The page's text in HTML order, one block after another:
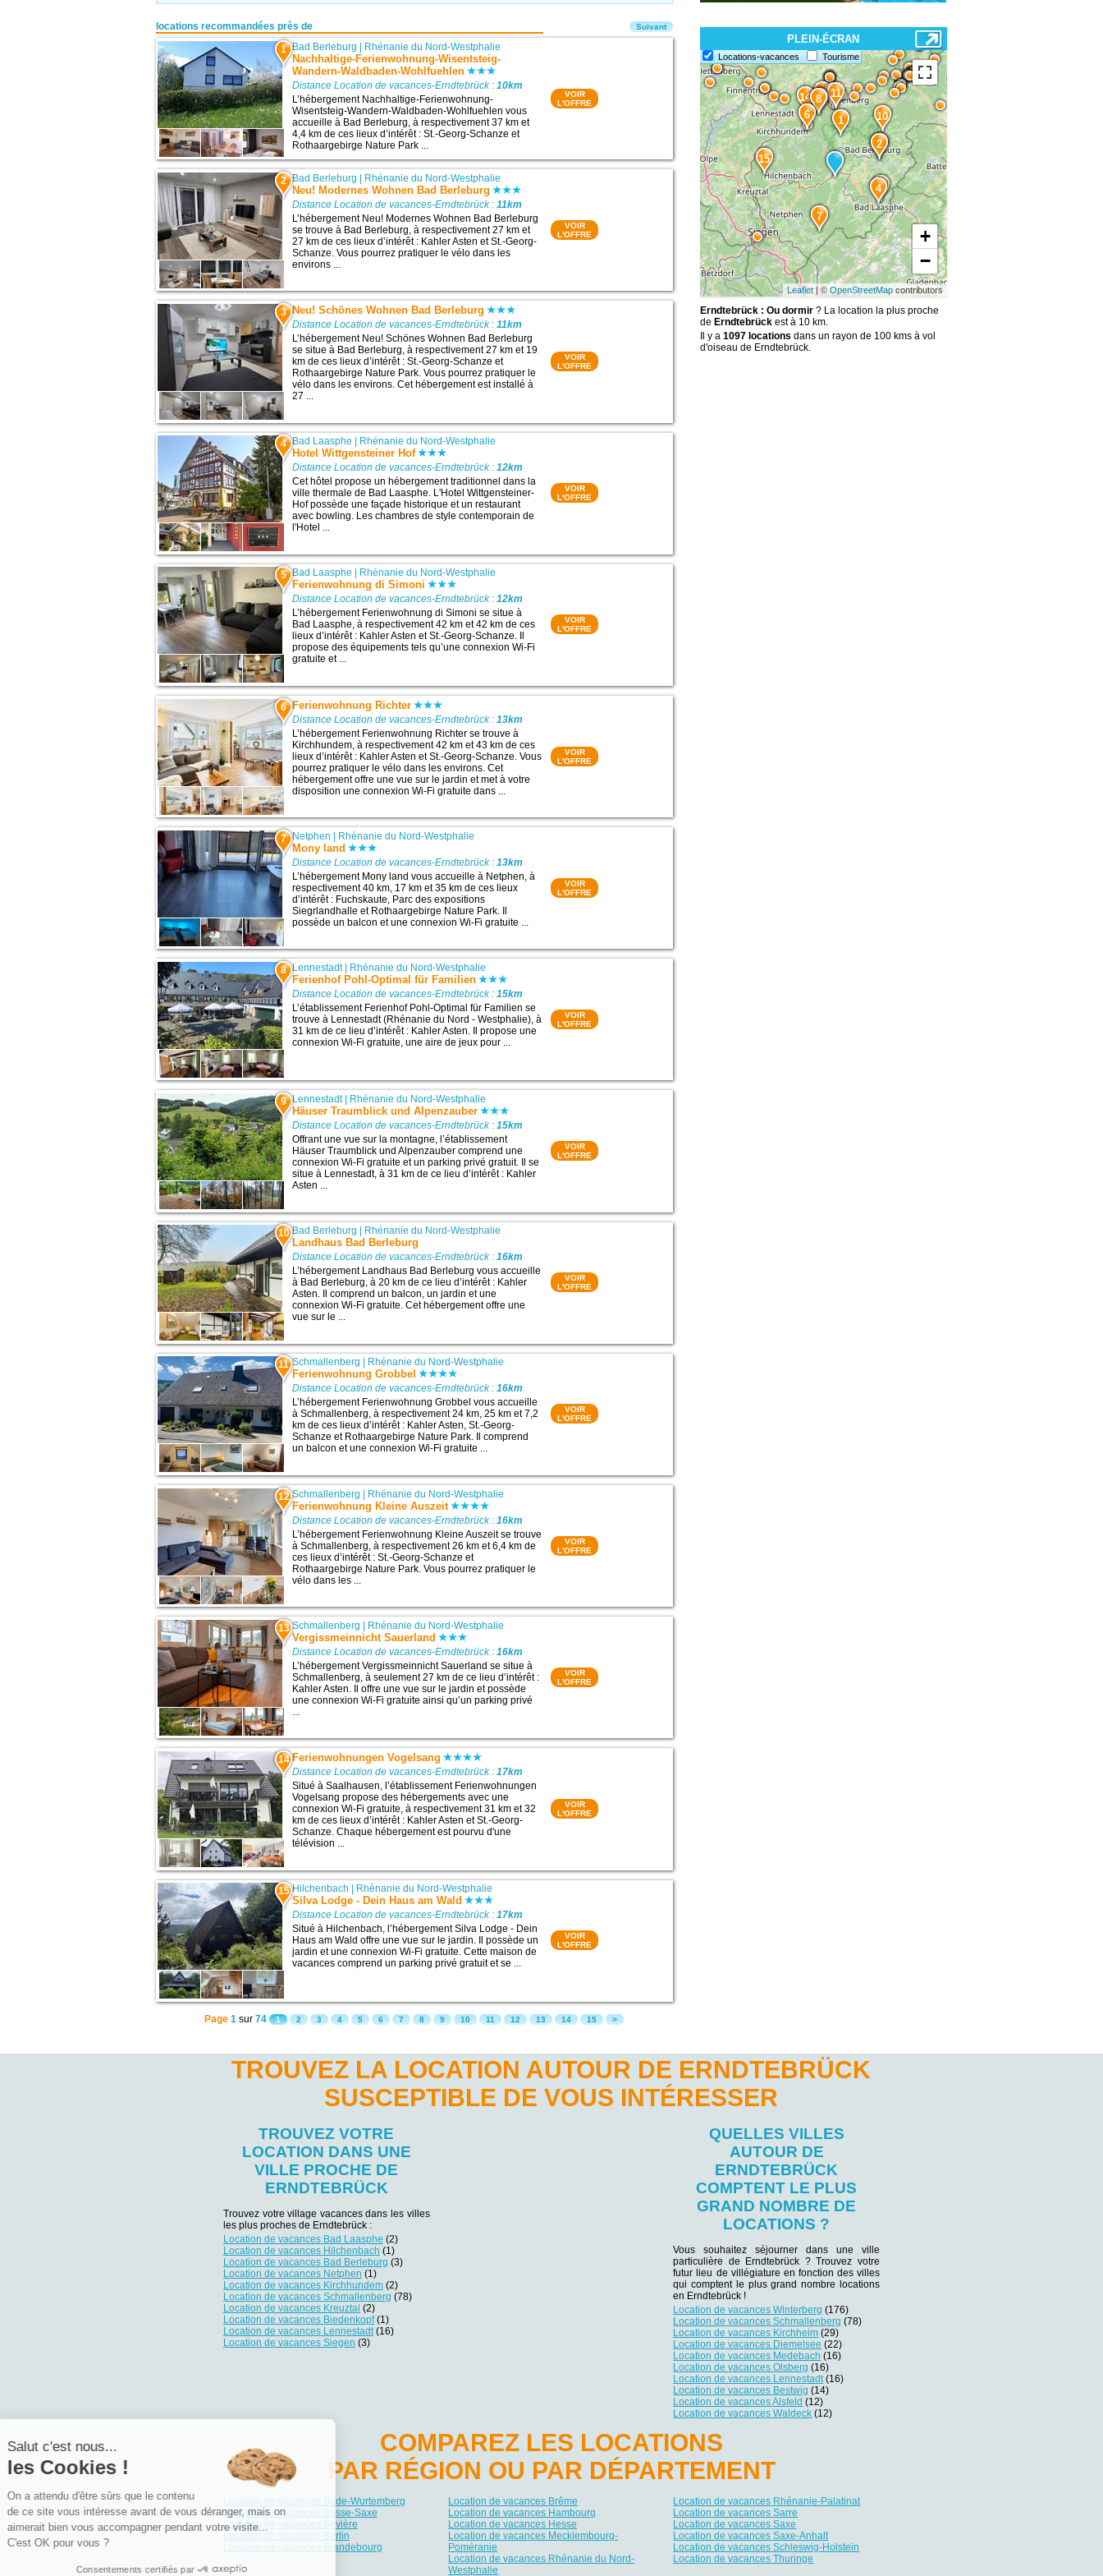
locations recommandées près de
1 Bad Berleburg | Rhénanie du Nord-Westphalie
Nachhaltige-Ferienwohnung-Wisentsteig-
Wandern-Waldbaden-Wohlfuehlen
Distance Location de vacances-Erndtebrück :10km
L’hébergement Nachhaltige-Ferienwohnung-
Wisentsteig-Wandern-Waldbaden-Wohlfuehlen vous
accueille à Bad Berleburg, à respectivement 37 km et
4,4 km de ces lieux d’intérêt : St.-Georg-Schanze et
Rothaargebirge Nature Park ...
VOIR
L'OFFRE
2 Bad Berleburg | Rhénanie du Nord-Westphalie
Neu! Modernes Wohnen Bad Berleburg
Distance Location de vacances-Erndtebrück :11km
L’hébergement Neu! Modernes Wohnen Bad Berleburg
se trouve à Bad Berleburg, à respectivement 27 km et
27 km de ces lieux d’intérêt : Kahler Asten et St.-Georg-
Schanze. Vous pourrez pratiquer le vélo dans les
environs ...
VOIR
L'OFFRE
3 Neu! Schönes Wohnen Bad Berleburg
Distance Location de vacances-Erndtebrück :11km
L’hébergement Neu! Schönes Wohnen Bad Berleburg
se situe à Bad Berleburg, à respectivement 27 km et 19
km de ces lieux d’intérêt : St.-Georg-Schanze et
Rothaargebirge Nature Park. Vous pourrez pratiquer le
vélo dans les environs. Cet hébergement est installé à
27 ...
VOIR
L'OFFRE
4 Bad Laasphe Rhénanie du Nord-Westphalie
Hotel Wittgensteiner Hof
Distance Location de vacances-Erndtebrück :12km
Cet hôtel propose un hébergement traditionnel dans la
ville thermale de Bad Laasphe. L'Hotel Wittgensteiner-
Hof possède une façade historique et un restaurant
avec bowling. Les chambres de style contemporain de
l'Hotel ...
VOIR
L'OFFRE
5 Bad Laasphe Rhénanie du Nord-Westphalie
Ferienwohnung di Simoni
Distance Location de vacances-Erndtebrück :12km
L’hébergement Ferienwohnung di Simoni se situe à
Bad Laasphe, à respectivement 42 km et 42 km de ces
lieux d’intérêt : Kahler Asten et St.-Georg-Schanze. Il
propose des équipements tels qu’une connexion Wi-Fi
gratuite et ...
VOIR
L'OFFRE
6 Ferienwohnung Richter
Distance Location de vacances-Erndtebrück :13km
L’hébergement Ferienwohnung Richter se trouve à
Kirchhundem, à respectivement 42 km et 43 km de ces
lieux d’intérêt : Kahler Asten et St.-Georg-Schanze. Vous
pourrez pratiquer le vélo dans les environs. Cet
hébergement offre une vue sur le jardin et met à votre
disposition une connexion Wi-Fi gratuite dans ...
VOIR
L'OFFRE
7 Netphen | Rhénanie du Nord-Westphalie
Mony land
Distance Location de vacances-Erndtebrück :13km
L’hébergement Mony land vous accueille à Netphen, à
respectivement 40 km, 17 km et 35 km de ces lieux
d’intérêt : Fuchskaute, Parc des expositions
Siegrlandhalle et Rothaargebirge Nature Park. Il
possède un balcon et une connexion Wi-Fi gratuite ...
VOIR
L'OFFRE
8 Lennestadt| Rhénanie du Nord-Westphalie
Ferienhof Pohl-Optimal für Familien
Distance Location de vacances-Erndtebrück :15km
L’établissement Ferienhof Pohl-Optimal für Familien se
trouve à Lennestadt (Rhénanie du Nord - Westphalie), à
31 km de ce lieu d’intérêt : Kahler Asten. Il propose une
connexion Wi-Fi gratuite, une aire de jeux pour ...
VOIR
L'OFFRE
9 Lennestadt| Rhénanie du Nord-Westphalie
Häuser Traumblick und Alpenzauber
Distance Location de vacances-Erndtebrück :15km
Offrant une vue sur la montagne, l’établissement
Häuser Traumblick und Alpenzauber comprend une
connexion Wi-Fi gratuite et un parking privé gratuit. Il se
situe à Lennestadt, à 31 km de ce lieu d’intérêt : Kahler
Asten ...
VOIR
L'OFFRE
10 Bad Berleburg Rhénanie du Nord-Westphalie
Landhaus Bad Berleburg
Distance Location de vacances-Erndtebrück :16km
L’hébergement Landhaus Bad Berleburg vous accueille
à Bad Berleburg, à 20 km de ce lieu d’intérêt : Kahler
Asten. Il comprend un balcon, un jardin et une
connexion Wi-Fi gratuite. Cet hébergement offre une
vue sur le ...
VOIR
L'OFFRE
11 Schmallenberg Rhénanie du Nord-Westphalie
Ferienwohnung Grobbel
Distance Location de vacances-Erndtebrück :16km
L’hébergement Ferienwohnung Grobbel vous accueille
à Schmallenberg, à respectivement 24 km, 25 km et 7,2
km de ces lieux d’intérêt : Kahler Asten, St.-Georg-
Schanze et Rothaargebirge Nature Park. Il comprend
un balcon et une connexion Wi-Fi gratuite ...
VOIR
L'OFFRE
12 Schmallenberg | Rhénanie du Nord-Westphalie
Ferienwohnung Kleine Auszeit
Distance Location de vacances-Erndtebrück :16km
L’hébergement Ferienwohnung Kleine Auszeit se trouve
à Schmallenberg, à respectivement 26 km et 6,4 km de
ces lieux d’intérêt : St.-Georg-Schanze et
Rothaargebirge Nature Park. Vous pourrez pratiquer le
vélo dans les ...
VOIR
L'OFFRE
13 Schmallenberg | Rhénanie du Nord-Westphalie
Vergissmeinnicht Sauerland
Distance Location de vacances-Erndtebrück :16km
L’hébergement Vergissmeinnicht Sauerland se situe à
Schmallenberg, à seulement 27 km de ce lieu d’intérêt :
Kahler Asten. Il offre une vue sur le jardin et possède
une connexion Wi-Fi gratuite ainsi qu’un parking privé
...
VOIR
L'OFFRE
14 Ferienwohnungen Vogelsang
Distance Location de vacances-Erndtebrück :17km
Situé à Saalhausen, l’établissement Ferienwohnungen
Vogelsang propose des hébergements avec une
connexion Wi-Fi gratuite, à respectivement 31 km et 32
km de ces lieux d’intérêt : Kahler Asten et St.-Georg-
Schanze. Chaque hébergement est pourvu d'une
télévision ...
VOIR
L'OFFRE
15 Hilchenbach Rhénanie du Nord-Westphalie
Silva Lodge - Dein Haus am Wald
Distance Location de vacances-Erndtebrück :17km
Situé à Hilchenbach, l’hébergement Silva Lodge - Dein
Haus am Wald offre une vue sur le jardin. Il possède un
jardin et une connexion Wi-Fi gratuite. Cette maison de
vacances comprend un parking privé gratuit et se ...
VOIR
L'OFFRE
Suivant
Page 1 sur74 1 2 3 4 5 6 7 8 9 10 11 12 13 14 15 >
PLEIN-ÉCRAN
Locations-vacances Tourisme
15
14 1312
11
10
9
8
7
6
5
4
3
2
1
+
−
Leaflet| ©OpenStreetMap contributors
Erndtebrück : Ou dormir? La location la plus proche
de Erndtebrückest à 10 km.
Il y a 1097 locations dans un rayon de 100 kms à vol
d'oiseau de Erndtebrück.
TROUVEZ LA LOCATION AUTOUR DE ERNDTEBRÜCK
SUSCEPTIBLE DE VOUS INTÉRESSER
TROUVEZ VOTRE
LOCATION DANS UNE
VILLE PROCHE DE
ERNDTEBRÜCK
Trouvez votre village vacances dans les villes
les plus proches de Erndtebrück :
Location de vacances Bad Laasphe (2)
Location de vacances Hilchenbach (1)
Location de vacances Bad Berleburg (3)
Location de vacances Netphen (1)
Location de vacances Kirchhundem (2)
Location de vacances Schmallenberg (78)
Location de vacances Kreuztal (2)
Location de vacances Biedenkopf(1)
Location de vacances Lennestadt (16)
Location de vacances Siegen (3)
QUELLES VILLES
AUTOUR DE
ERNDTEBRÜCK
COMPTENT LE PLUS
GRAND NOMBRE DE
LOCATIONS ?
Vous souhaitez séjourner dans une ville
particulière de Erndtebrück ? Trouvez votre
futur lieu de villégiature en fonction des villes
qui comptent le plus grand nombre locations
en Erndtebrück !
Location de vacances Winterberg (176)
Location de vacances Schmallenberg (78)
Location de vacances Kirchheim (29)
Location de vacances Diemelsee (22)
Location de vacances Medebach (16)
Location de vacances Olsberg (16)
Location de vacances Lennestadt (16)
Location de vacances Bestwig (14)
Location de vacances Alsfeld (12)
Location de vacances Waldeck (12)
COMPAREZ LES LOCATIONS
PAR RÉGION OU PAR DÉPARTEMENT
Location de vacances Bade-Wurtemberg
Location de vacances Basse-Saxe
Location de vacances Bavière
Location de vacances Berlin
Location de vacances Brandebourg
Location de vacances Brême
Location de vacances Hambourg
Location de vacances Hesse
Location de vacances Mecklembourg-
Poméranie
Location de vacances Rhénanie du Nord-
Westphalie
Location de vacances Rhénanie-Palatinat
Location de vacances Sarre
Location de vacances Saxe
Location de vacances Saxe-Anhalt
Location de vacances Schleswig-Holstein
Location de vacances Thuringe
Salut c'est nous...
les Cookies !
On a attendu d'être sûrs que le contenu
de ce site vous intéresse avant de vous déranger, mais on
aimerait bien vous accompagner pendant votre visite...
C'est OK pour vous ?
Consentements certifiés par